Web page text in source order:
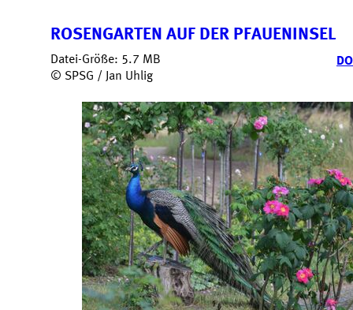
ROSENGARTEN AUF DER PFAUENINSEL
Datei-Größe: 5.7 MB
© SPSG / Jan Uhlig